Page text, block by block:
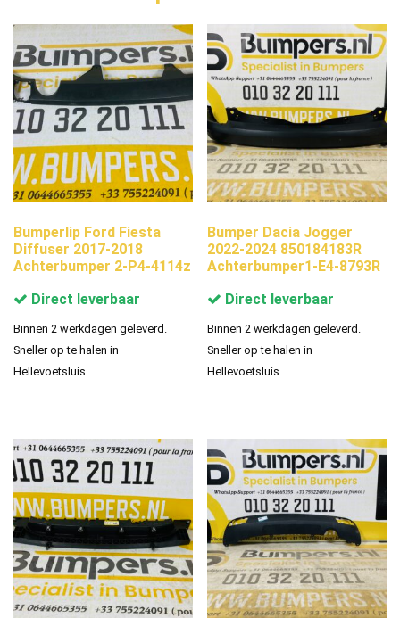
Bumperlip Ford Fiesta
Diffuser 2017-2018
Achterbumper 2-P4-4114z
Direct leverbaar
Binnen 2 werkdagen geleverd.
Sneller op te halen in
Hellevoetsluis.
Bumper Dacia Jogger
2022-2024 850184183R
Achterbumper1-E4-8793R
Direct leverbaar
Binnen 2 werkdagen geleverd.
Sneller op te halen in
Hellevoetsluis.